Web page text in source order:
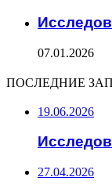
07.01.2026
ПОСЛЕДНИЕ
19.06.2026
27.04.2026